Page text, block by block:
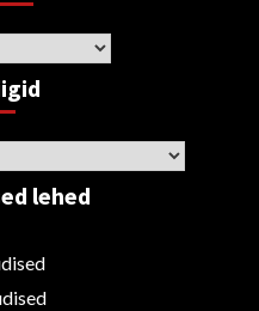
lehed